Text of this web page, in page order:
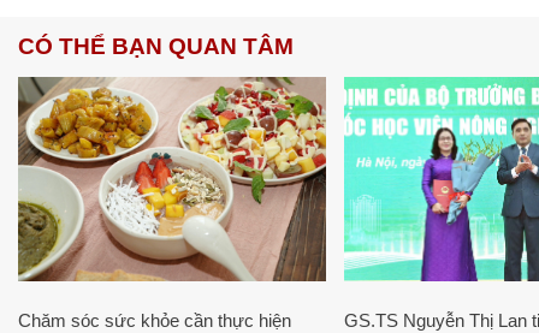
CÓ THỂ BẠN QUAN TÂM
Chăm sóc sức khỏe cần thực hiện
GS.TS Nguyễn Thị Lan